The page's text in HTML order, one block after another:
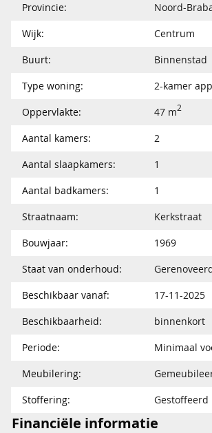
Provincie:
Noord-
Wijk:
Centrum
Buurt:
Binnenstad
Type woning:
2-kamer
Oppervlakte:
47 m2
Aantal kamers:
2
Aantal slaapkamers:
1
Aantal badkamers:
1
Straatnaam:
Kerkstraat
Bouwjaar:
1969
Staat van onderhoud:
Beschikbaar vanaf:
17-11-2025
Beschikbaarheid:
binnenkort
Periode:
Minimaal
Meubilering:
Stoffering:
Gestoffeerd
Financiële informatie